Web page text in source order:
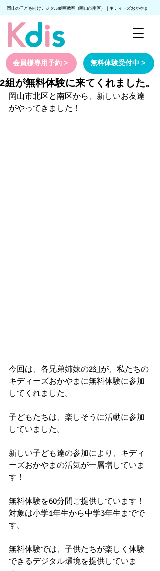
岡山の子ども向けデジタル絵画教室（岡山市南区）｜キディーズおかやま
会員様専用予約 > 無料体験受付中 >
2組が無料体験に来てくれました。
岡山市北区と南区から、新しいお友達
がやってきました！
今回は、各兄弟姉妹の2組が、私たちの
キディーズおかやまに無料体験に参加
してくれました。
子どもたちは、楽しそうに活動に参加
していました。
新しい子ども達の参加により、キディ
ーズおかやまの活気が一層増していま
す！
無料体験を60分間ご提供しています！
対象は小学1年生から中学3年生までで
す。
無料体験では、子供たちが楽しく体験
できるデジタル環境を提供していま